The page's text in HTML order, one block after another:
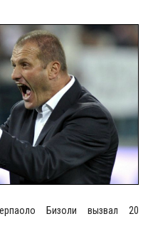
Бизоли вызвал 20